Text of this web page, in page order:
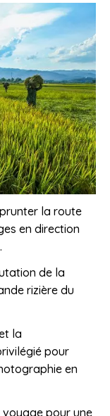
la route
en direction
.
de la
rizière du
la
pour
en
voyage pour une